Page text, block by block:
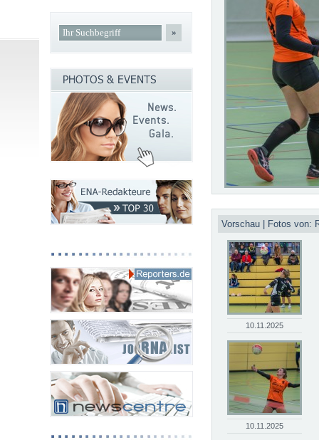
Vorschau | Fotos von:
10.11.2025
10.11.2025
»